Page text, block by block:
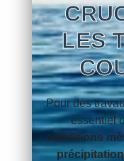
LES
Pour des
essentiel
conditions